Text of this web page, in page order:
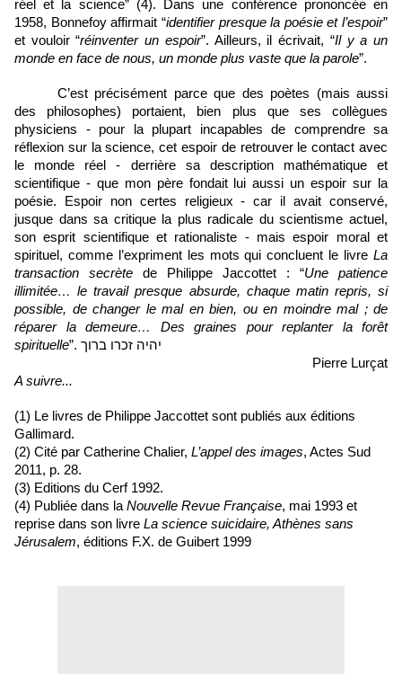
réel et la science” (4). Dans une conférence prononcée en
1958, Bonnefoy affirmait “identifier presque la poésie et l’espoir”
et vouloir “réinventer un espoir”. Ailleurs, il écrivait, “Il y a un
monde en face de nous, un monde plus vaste que la parole”.
C’est précisément parce que des poètes (mais aussi
des philosophes) portaient, bien plus que ses collègues
physiciens - pour la plupart incapables de comprendre sa
réflexion sur la science, cet espoir de retrouver le contact avec
le monde réel - derrière sa description mathématique et
scientifique - que mon père fondait lui aussi un espoir sur la
poésie. Espoir non certes religieux - car il avait conservé,
jusque dans sa critique la plus radicale du scientisme actuel,
son esprit scientifique et rationaliste - mais espoir moral et
spirituel, comme l’expriment les mots qui concluent le livre La
transaction secrète de Philippe Jaccottet : “Une patience
illimitée… le travail presque absurde, chaque matin repris, si
possible, de changer le mal en bien, ou en moindre mal ; de
réparer la demeure… Des graines pour replanter la forêt
spirituelle
”. יהיה זכרו ברוך
Pierre Lurçat
A suivre...
(1) Le livres de Philippe Jaccottet sont publiés aux éditions
Gallimard.
(2) Cité par Catherine Chalier, L’appel des images, Actes Sud
2011, p. 28.
(3) Editions du Cerf 1992.
(4) Publiée dans la Nouvelle Revue Française, mai 1993 et
reprise dans son livre La science suicidaire, Athènes sans
Jérusalem, éditions F.X. de Guibert 1999